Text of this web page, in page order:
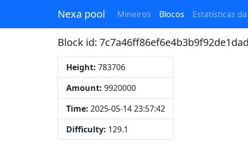
Nexa pool Mineiros Blocos Estatísticas
Block id:
Height: 783706
Amount: 9920000
Time: 2025-05-14 23:57:42
Difficulty: 129.1